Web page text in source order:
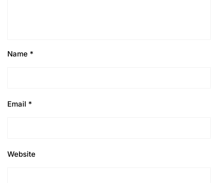
Name *
Email *
Website